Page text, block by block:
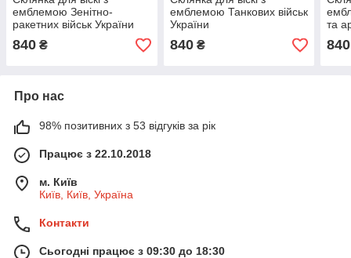
емблемою Зенітно-
ракетних військ України
840 ₴
емблемою Танкових військ
України
840₴
та
840
Про нас
98% позитивних з 53 відгуків за рік
Працює з 22.10.2018
м. Київ
Київ, Київ, Україна
Контакти
Сьогодні працює з 09:30 до 18:30